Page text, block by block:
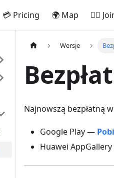
💳 Pricing 🌍 Map 🚵‍♂️
Wersje
Najnowszą bezpłatną
Google Play —
Huawei